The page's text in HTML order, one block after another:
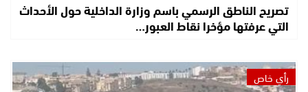
تصريح الناطق الرسمي باسم وزارة الداخلية حول الأحداث
التي عرفتها مؤخرا نقاط العبور…
رأي خاص